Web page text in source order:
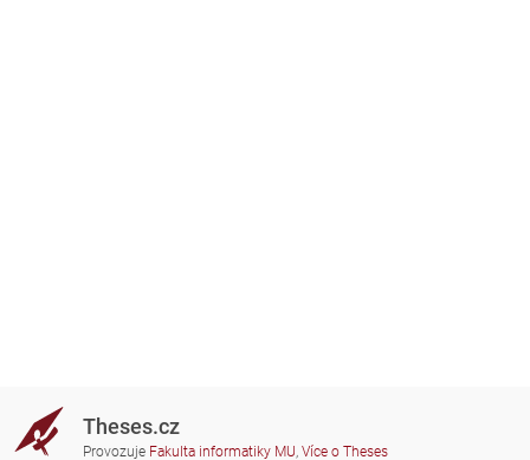
Theses.cz
Provozuje Fakulta informatiky MU, Více o Theses